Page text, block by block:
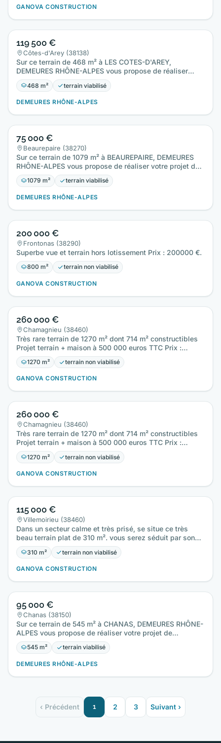
GANOVA CONSTRUCTION
119 500 €
Côtes-d'Arey (38138)
Sur ce terrain de 468 m² à LES COTES-D'AREY,
DEMEURES RHÔNE-ALPES vous propose de réaliser
votre projet de construction…
468 m² terrain viabilisé
DEMEURES RHÔNE-ALPES
75 000 €
Beaurepaire (38270)
Sur ce terrain de 1079 m² à BEAUREPAIRE, DEMEURES
RHÔNE-ALPES vous propose de réaliser votre projet de
construction de…
1079 m² terrain viabilisé
DEMEURES RHÔNE-ALPES
200 000 €
Frontonas (38290)
Superbe vue et terrain hors lotissement Prix : 200000 €.
800 m² terrain non viabilisé
GANOVA CONSTRUCTION
260 000 €
Chamagnieu (38460)
Très rare terrain de 1270 m² dont 714 m² constructibles
Projet terrain + maison à 500 000 euros TTC Prix :
260000 €.
1270 m² terrain non viabilisé
GANOVA CONSTRUCTION
260 000 €
Chamagnieu (38460)
Très rare terrain de 1270 m² dont 714 m² constructibles
Projet terrain + maison à 500 000 euros TTC Prix :
260000 €.
1270 m² terrain non viabilisé
GANOVA CONSTRUCTION
115 000 €
Villemoirieu (38460)
Dans un secteur calme et très prisé, se situe ce très
beau terrain plat de 310 m². vous serez séduit par son
cadre…
310 m² terrain non viabilisé
GANOVA CONSTRUCTION
95 000 €
Chanas (38150)
Sur ce terrain de 545 m² à CHANAS, DEMEURES RHÔNE-
ALPES vous propose de réaliser votre projet de
construction de maison…
545 m² terrain viabilisé
DEMEURES RHÔNE-ALPES
‹ Précédent 1 2 3 Suivant ›